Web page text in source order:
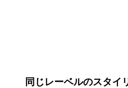
同じレーベルのスタイ